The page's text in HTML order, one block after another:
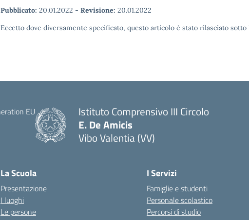
Pubblicato: 20.01.2022 - Revisione: 20.01.2022
Eccetto dove diversamente specificato, questo articolo è stato rilasciato
Istituto Comprensivo III Circolo
E. De Amicis
Vibo Valentia (VV)
La Scuola
Presentazione
I luoghi
Le persone
I Servizi
Famiglie e studenti
Personale scolastico
Percorsi di studio